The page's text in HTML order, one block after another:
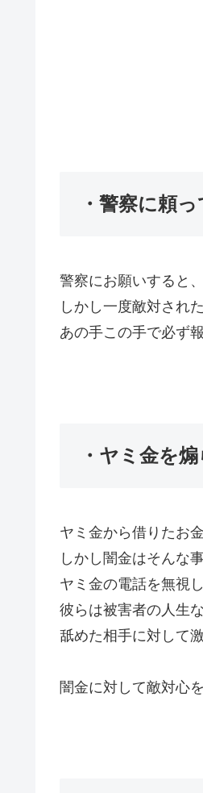
・警察に頼
警察にお願いすると
しかし一度敵対され
あの手この手で必ず
・ヤミ金を
ヤミ金から借りたお
しかし闇金はそんな
ヤミ金の電話を無視
彼らは被害者の人生
舐めた相手に対して
闇金に対して敵対心